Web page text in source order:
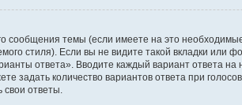
сообщения темы (если имеете на это
стиля). Если вы не видите такой вкладки или
ответа». Вводите каждый вариант ответа на
задать количество вариантов ответа при
ответы.